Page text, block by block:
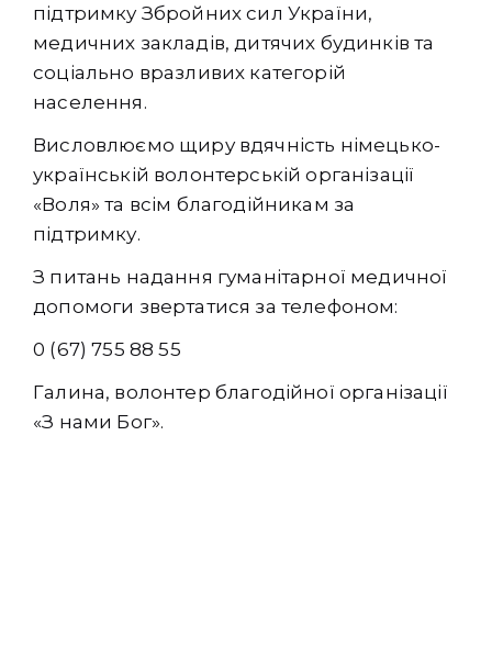
підтримку Збройних сил України,
медичних закладів, дитячих будинків та
соціально вразливих категорій
населення.
Висловлюємо щиру вдячність німецько-
українській волонтерській організації
«Воля» та всім благодійникам за
підтримку.
З питань надання гуманітарної медичної
допомоги звертатися за телефоном:
0 (67) 755 88 55
Галина, волонтер благодійної організації
«З нами Бог».